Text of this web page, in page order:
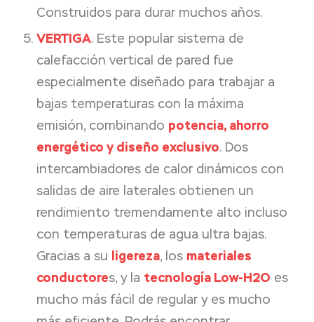
Construidos para durar muchos años.
VERTIGA. Este popular sistema de
calefacción vertical de pared fue
especialmente diseñado para trabajar a
bajas temperaturas con la máxima
emisión, combinando potencia, ahorro
energético y diseño exclusivo. Dos
intercambiadores de calor dinámicos con
salidas de aire laterales obtienen un
rendimiento tremendamente alto incluso
con temperaturas de agua ultra bajas.
Gracias a su ligereza, los materiales
conductores, y la tecnología Low-H2O es
mucho más fácil de regular y es mucho